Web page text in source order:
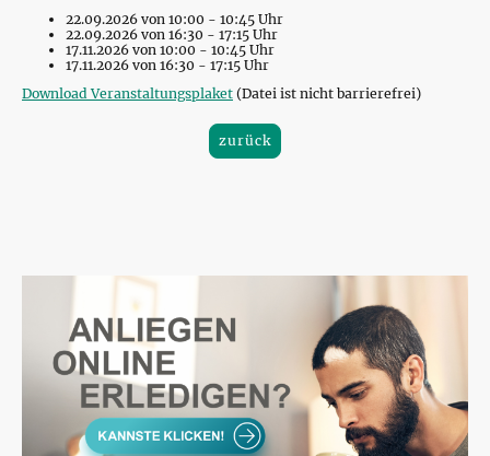
22.09.2026 von 10:00 - 10:45 Uhr
22.09.2026 von 16:30 - 17:15 Uhr
17.11.2026 von 10:00 - 10:45 Uhr
17.11.2026 von 16:30 - 17:15 Uhr
Download Veranstaltungsplaket (Datei ist nicht barrierefrei)
zurück